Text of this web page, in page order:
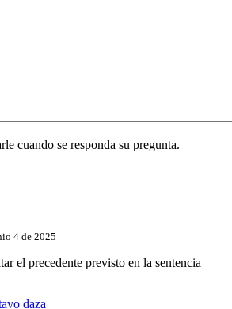
cuando se responda su pregunta.
4 de 2025
el precedente previsto en la sentencia
daza